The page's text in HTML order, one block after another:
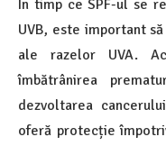
În timp ce SPF-ul se
UVB, este important
ale razelor UVA.
îmbătrânirea
dezvoltarea
oferă protecție